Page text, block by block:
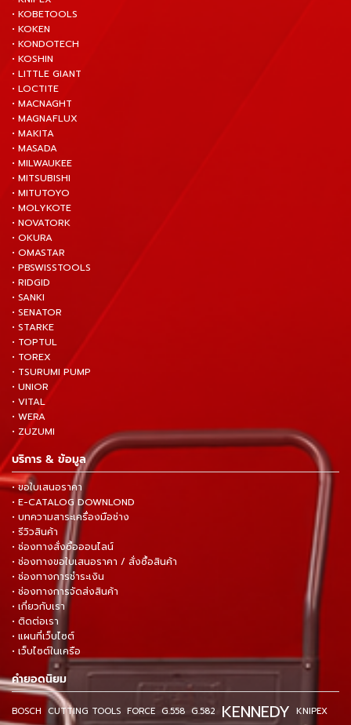
• KOBETOOLS
• KOKEN
• KONDOTECH
• KOSHIN
• LITTLE GIANT
• LOCTITE
• MACNAGHT
• MAGNAFLUX
• MAKITA
• MASADA
• MILWAUKEE
• MITSUBISHI
• MITUTOYO
• MOLYKOTE
• NOVATORK
• OKURA
• OMASTAR
• PBSWISSTOOLS
• RIDGID
• SANKI
• SENATOR
• STARKE
• TOPTUL
• TOREX
• TSURUMI PUMP
• UNIOR
• VITAL
• WERA
• ZUZUMI
บริการ & ข้อมูล
• ขอใบเสนอราคา
• E-CATALOG DOWNLOND
• บทความสาระเครื่องมือช่าง
• รีวิวสินค้า
• ช่องทางสั่งซื้อออนไลน์
• ช่องทางขอใบเสนอราคา / สั่งซื้อสินค้า
• ช่องทางการชำระเงิน
• ช่องทางการจัดส่งสินค้า
• เกี่ยวกับเรา
• ติดต่อเรา
• แผนที่เว็บไซต์
• เว็บไซต์ในเครือ
คำยอดนิยม
BOSCH CUTTING TOOLS FORCE G.558 G.582 KENNEDY KNIPEX